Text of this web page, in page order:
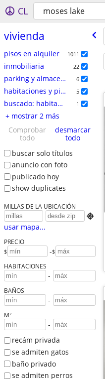
CL moses lake
vivienda
pisos en alquiler 1011
inmobiliaria 22
parking y almacenamiento 6
habitaciones y pisos compartidos 5
buscado: habitación/compartir 1
+ mostrar 2 más
Comprobar
todo
desmarcar
todo
buscar solo títulos
anuncio con foto
publicado hoy
show duplicates
MILLAS DE LA UBICACIÓN

usar mapa...
PRECIO
$ -$
HABITACIONES
-
BAÑOS
-
M²
-
recám privada
se admiten gatos
baño privado
se admiten perros